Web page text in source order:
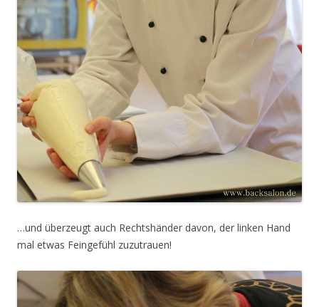
…und überzeugt auch Rechtshänder davon, der linken Hand
mal etwas Feingefühl zuzutrauen!